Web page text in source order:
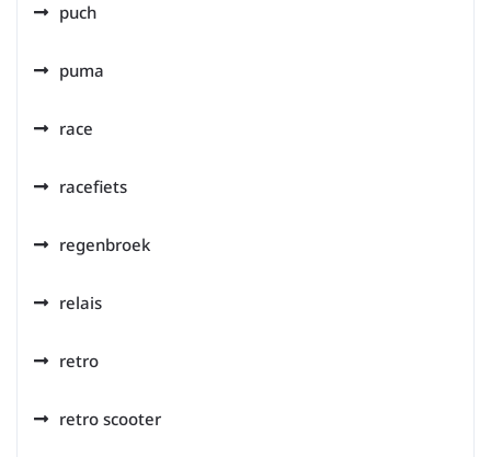
puch
puma
race
racefiets
regenbroek
relais
retro
retro scooter